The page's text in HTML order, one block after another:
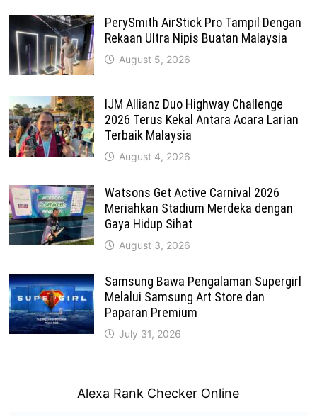
PerySmith AirStick Pro Tampil Dengan
Rekaan Ultra Nipis Buatan Malaysia
August 5, 2026
IJM Allianz Duo Highway Challenge
2026 Terus Kekal Antara Acara Larian
Terbaik Malaysia
August 4, 2026
Watsons Get Active Carnival 2026
Meriahkan Stadium Merdeka dengan
Gaya Hidup Sihat
August 3, 2026
Samsung Bawa Pengalaman Supergirl
Melalui Samsung Art Store dan
Paparan Premium
July 31, 2026
Alexa Rank Checker Online